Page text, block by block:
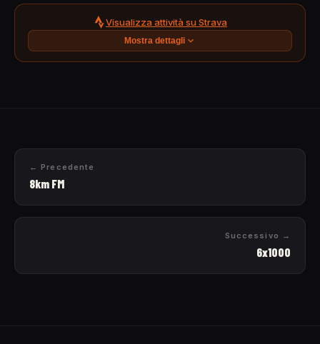
Visualizza attività su Strava
Mostra dettagli
← Precedente
8km FM
Successivo →
6x1000